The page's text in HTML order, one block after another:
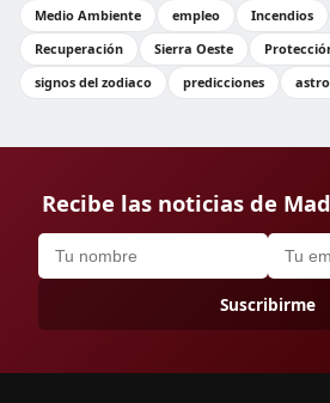
Medio Ambiente
empleo Incendios
Recuperación
Sierra Oeste
signos del zodiaco
predicciones
Recibe las noticias de
Suscribirme